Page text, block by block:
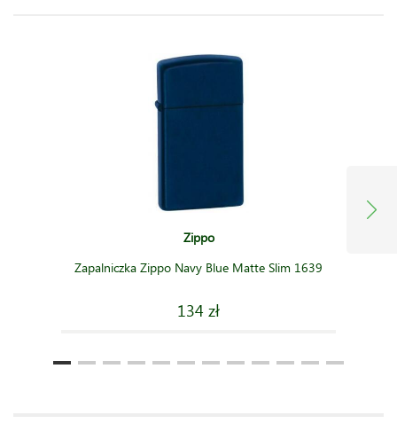
Zippo
Zapalniczka Zippo Navy Blue Matte Slim 1639
134 zł